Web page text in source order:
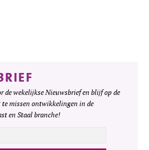
de wekelijkse Nieuwsbrief en blijf op de
missen ontwikkelingen in de
en Staal branche!